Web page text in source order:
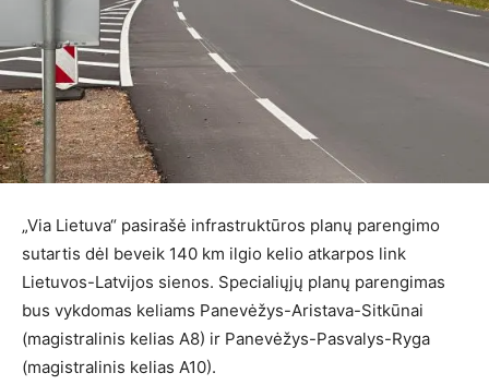
„Via Lietuva“ pasirašė infrastruktūros planų parengimo
sutartis dėl beveik 140 km ilgio kelio atkarpos link
Lietuvos-Latvijos sienos. Specialiųjų planų parengimas
bus vykdomas keliams Panevėžys-Aristava-Sitkūnai
(magistralinis kelias A8) ir Panevėžys-Pasvalys-Ryga
(magistralinis kelias A10).